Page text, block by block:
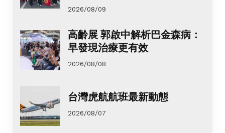
2026/08/09
高齡展 郭啟中解析巴金森病：
早發現治療更有效
2026/08/08
台灣虎航航班最新動態
2026/08/07